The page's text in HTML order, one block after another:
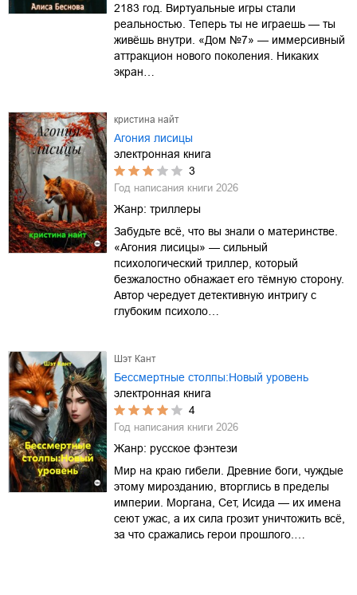
2183 год. Виртуальные игры стали
реальностью. Теперь ты не играешь — ты
живёшь внутри. «Дом №7» — иммерсивный
аттракцион нового поколения. Никаких
экран…
кристина найт
Агония лисицы
электронная книга
3
Год написания книги 2026
Жанр: триллеры
Забудьте всё, что вы знали о материнстве.
«Агония лисицы» — сильный
психологический триллер, который
безжалостно обнажает его тёмную сторону.
Автор чередует детективную интригу с
глубоким психоло…
Шэт Кант
Бессмертные столпы:Новый уровень
электронная книга
4
Год написания книги 2026
Жанр: русское фэнтези
Мир на краю гибели. Древние боги, чуждые
этому мирозданию, вторглись в пределы
империи. Моргана, Сет, Исида — их имена
сеют ужас, а их сила грозит уничтожить всё,
за что сражались герои прошлого.…